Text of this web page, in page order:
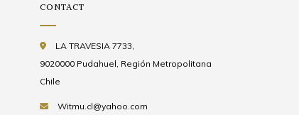
CONTACT
LA TRAVESIA 7733,
9020000 Pudahuel, Región Metropolitana
Chile
Witmu.cl@yahoo.com